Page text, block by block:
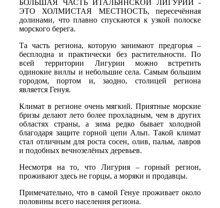
БОЛЬШАЯ ЧАСТЬ ИТАЛЬЯНСКОЙ ЛИГУРИИ -
ЭТО ХОЛМИСТАЯ МЕСТНОСТЬ, пересечённая
долинами, что плавно спускаются к узкой полоске
морского берега.
Та часть региона, которую занимают предгорья –
бесплодна и практически без растительности. По
всей территории Лигурии можно встретить
одинокие виллы и небольшие села. Самым большим
городом, портом и, заодно, столицей региона
является Генуя.
Климат в регионе очень мягкий. Приятные морские
бризы делают лето более прохладным, чем в других
областях страны, а зима редко бывает холодной
благодаря защите горной цепи Альп. Такой климат
стал отличным для роста сосен, олив, пальм, лавров
и подобных вечнозелёных деревьев.
Несмотря на то, что Лигурия – горный регион,
проживают здесь не горцы, а моряки и продавцы.
Примечательно, что в самой Генуе проживает около
половины всего населения региона.